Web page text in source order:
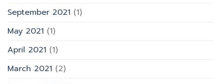
September 2021 (1)
May 2021 (1)
April 2021 (1)
March 2021 (2)